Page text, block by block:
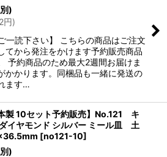
)
円)
一読下さい】 こちらの商品はご注文
てから発注をかけます予約販売商品
予約商品のため最大2週間お届けま
かかります。同梱品も一緒に発送の
ます…
製 10セット予約販売】No.121 キ
イヤモンド シルバー ミール皿 土
[no121-10]
)